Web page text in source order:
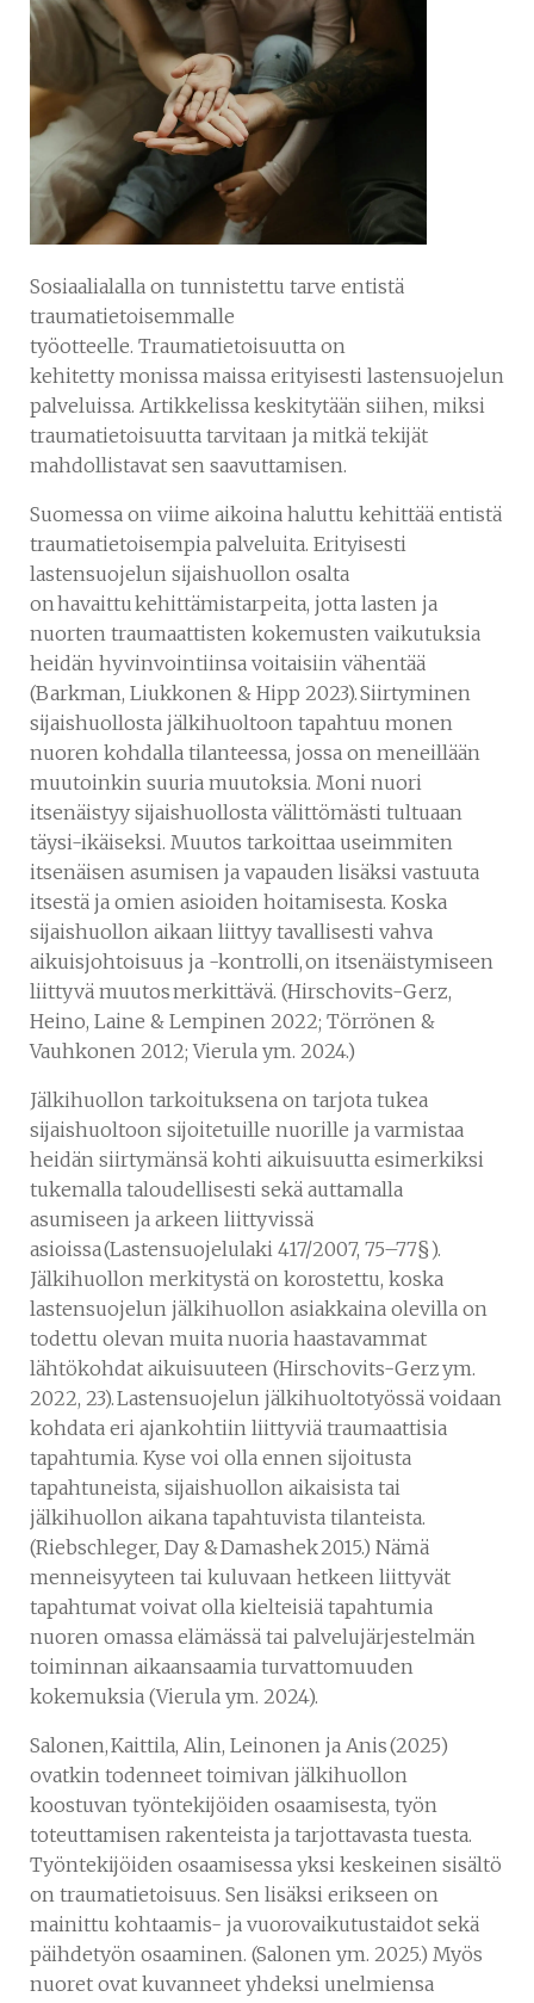
Sosiaalialalla on tunnistettu tarve entistä
traumatietoisemmalle
työotteelle. Traumatietoisuutta on
kehitetty monissa maissa erityisesti lastensuojelun
palveluissa. Artikkelissa keskitytään siihen, miksi
traumatietoisuutta tarvitaan ja mitkä tekijät
mahdollistavat sen saavuttamisen.
Suomessa on viime aikoina haluttu kehittää entistä
traumatietoisempia palveluita. Erityisesti
lastensuojelun sijaishuollon osalta
on havaittu kehittämistarpeita, jotta lasten ja
nuorten traumaattisten kokemusten vaikutuksia
heidän hyvinvointiinsa voitaisiin vähentää
(Barkman, Liukkonen & Hipp 2023). Siirtyminen
sijaishuollosta jälkihuoltoon tapahtuu monen
nuoren kohdalla tilanteessa, jossa on meneillään
muutoinkin suuria muutoksia. Moni nuori
itsenäistyy sijaishuollosta välittömästi tultuaan
täysi-ikäiseksi. Muutos tarkoittaa useimmiten
itsenäisen asumisen ja vapauden lisäksi vastuuta
itsestä ja omien asioiden hoitamisesta. Koska
sijaishuollon aikaan liittyy tavallisesti vahva
aikuisjohtoisuus ja -kontrolli, on itsenäistymiseen
liittyvä muutos merkittävä. (Hirschovits-Gerz,
Heino, Laine & Lempinen 2022; Törrönen &
Vauhkonen 2012; Vierula ym. 2024.)
Jälkihuollon tarkoituksena on tarjota tukea
sijaishuoltoon sijoitetuille nuorille ja varmistaa
heidän siirtymänsä kohti aikuisuutta esimerkiksi
tukemalla taloudellisesti sekä auttamalla
asumiseen ja arkeen liittyvissä
asioissa (Lastensuojelulaki 417/2007, 75–77§).
Jälkihuollon merkitystä on korostettu, koska
lastensuojelun jälkihuollon asiakkaina olevilla on
todettu olevan muita nuoria haastavammat
lähtökohdat aikuisuuteen (Hirschovits-Gerz ym.
2022, 23). Lastensuojelun jälkihuoltotyössä voidaan
kohdata eri ajankohtiin liittyviä traumaattisia
tapahtumia. Kyse voi olla ennen sijoitusta
tapahtuneista, sijaishuollon aikaisista tai
jälkihuollon aikana tapahtuvista tilanteista.
(Riebschleger, Day & Damashek 2015.) Nämä
menneisyyteen tai kuluvaan hetkeen liittyvät
tapahtumat voivat olla kielteisiä tapahtumia
nuoren omassa elämässä tai palvelujärjestelmän
toiminnan aikaansaamia turvattomuuden
kokemuksia (Vierula ym. 2024).
Salonen, Kaittila, Alin, Leinonen ja Anis (2025)
ovatkin todenneet toimivan jälkihuollon
koostuvan työntekijöiden osaamisesta, työn
toteuttamisen rakenteista ja tarjottavasta tuesta.
Työntekijöiden osaamisessa yksi keskeinen sisältö
on traumatietoisuus. Sen lisäksi erikseen on
mainittu kohtaamis- ja vuorovaikutustaidot sekä
päihdetyön osaaminen. (Salonen ym. 2025.) Myös
nuoret ovat kuvanneet yhdeksi unelmiensa